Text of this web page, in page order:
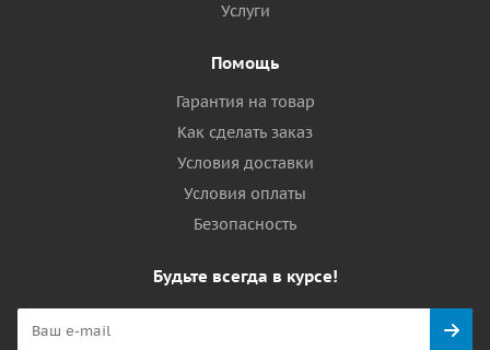
Услуги
Помощь
Гарантия на товар
Как сделать заказ
Условия доставки
Условия оплаты
Безопасность
Будьте всегда в курсе!